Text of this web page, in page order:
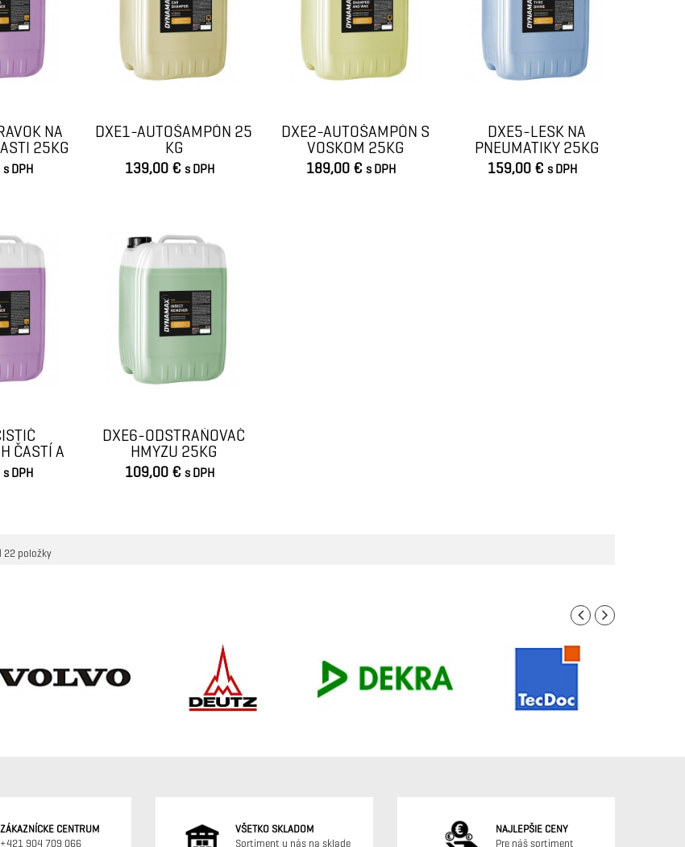
NA
25KG
s DPH
DXE1-AUTOŠAMPÓN 25
KG
139,00 € s DPH
DXE2-AUTOŠAMPÓN S
VOSKOM 25KG
189,00 € s DPH
DXE5-LESK NA
PNEUMATIKY 25KG
159,00 € s DPH
ČASTÍ A
s DPH
DXE6-ODSTRAŇOVAČ
HMYZU 25KG
109,00 € s DPH
22 položky
ZÁKAZNÍCKE CENTRUM
+421 904 709 066
VŠETKO SKLADOM
Sortiment u nás na sklade
NAJLEPŠIE CENY
Pre náš sortiment